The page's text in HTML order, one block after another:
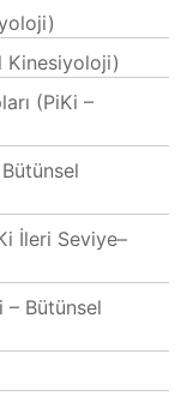
Kinesiyoloji)
(PiKi –
İleri Seviye–
– Bütünsel